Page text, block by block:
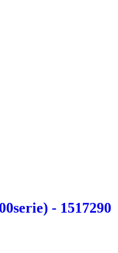
- 1517290